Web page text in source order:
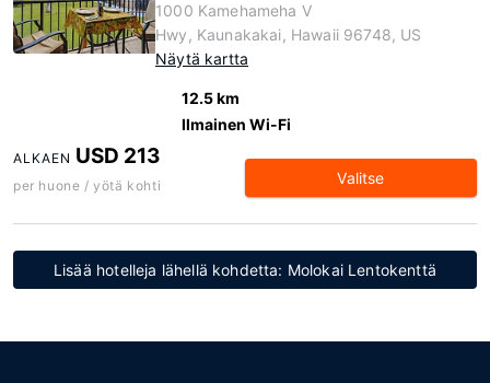
1000 Kamehameha V
Hwy, Kaunakakai, Hawaii 96748, US
Näytä kartta
12.5 km
Ilmainen Wi-Fi
ALKAEN USD 213
per huone / yötä kohti Valitse
Lisää hotelleja lähellä kohdetta: Molokai Lentokenttä